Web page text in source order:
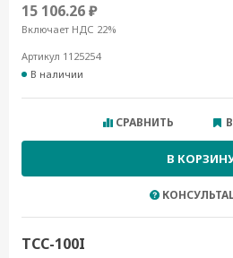
15 106.26 ₽
Включает НДС 22%
Артикул 1125254
В наличии
СРАВНИТЬ
В
TCC-100I